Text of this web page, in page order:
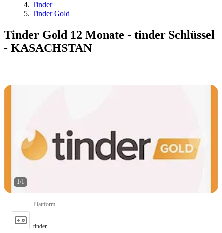
Tinder
Tinder Gold
Tinder Gold 12 Monate - tinder Schlüssel
- KASACHSTAN
1/1
Plattform:
tinder